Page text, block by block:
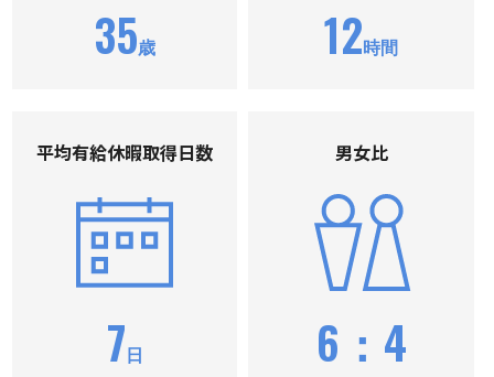
35歳 12時間
平均有給休暇取得⽇数
7日
男⼥⽐
6：4